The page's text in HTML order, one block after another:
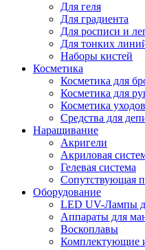
Для геля
Для градиента
Для росписи и
Для тонких
Наборы кистей
Косметика
Косметика для
Косметика для
Косметика
Средства для
Наращивание
Акригели
Акриловая
Гелевая система
Сопутствующая
Оборудование
LED UV-Лампы
Аппараты для
Воскоплавы
Комплектующие